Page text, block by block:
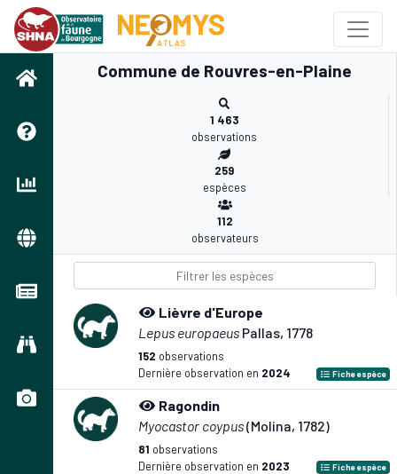
Commune de Rouvres-en-Plaine
1 463
observations
259
espèces
112
observateurs
Lièvre d'Europe
Lepus europaeus Pallas, 1778
152 observations
Dernière observation en 2024 Fiche espèce
Ragondin
Myocastor coypus(Molina, 1782)
81 observations
Dernière observation en 2023 Fiche espèce